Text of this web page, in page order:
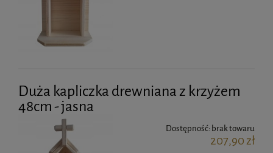
Duża kapliczka drewniana z krzyżem
48cm - jasna
Dostępność: brak towaru
207,90 zł